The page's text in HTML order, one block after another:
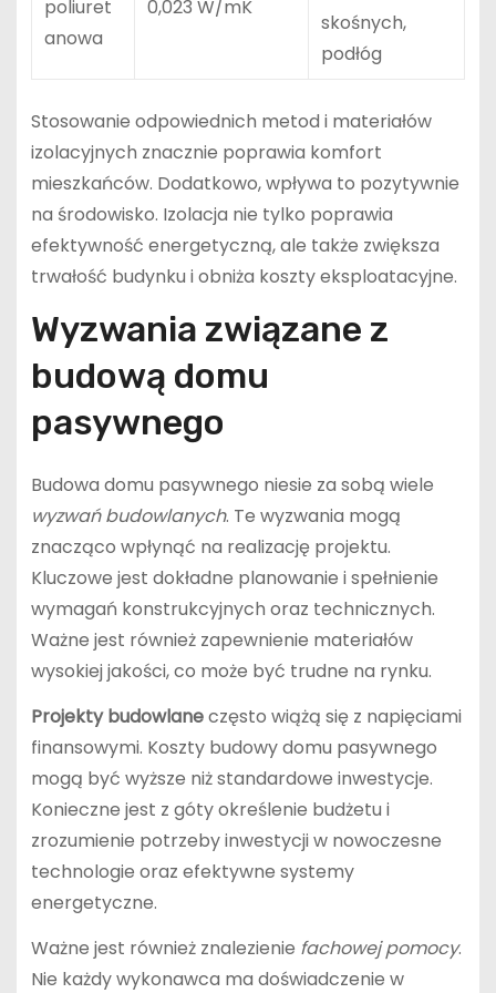
poliuret
anowa
0,023 W/mK
skośnych,
podłóg
Stosowanie odpowiednich metod i materiałów
izolacyjnych znacznie poprawia komfort
mieszkańców. Dodatkowo, wpływa to pozytywnie
na środowisko. Izolacja nie tylko poprawia
efektywność energetyczną, ale także zwiększa
trwałość budynku i obniża koszty eksploatacyjne.
Wyzwania związane z
budową domu
pasywnego
Budowa domu pasywnego niesie za sobą wiele
wyzwań budowlanych. Te wyzwania mogą
znacząco wpłynąć na realizację projektu.
Kluczowe jest dokładne planowanie i spełnienie
wymagań konstrukcyjnych oraz technicznych.
Ważne jest również zapewnienie materiałów
wysokiej jakości, co może być trudne na rynku.
Projekty budowlaneczęsto wiążą się z napięciami
finansowymi. Koszty budowy domu pasywnego
mogą być wyższe niż standardowe inwestycje.
Konieczne jest z góty określenie budżetu i
zrozumienie potrzeby inwestycji w nowoczesne
technologie oraz efektywne systemy
energetyczne.
Ważne jest również znalezienie fachowej pomocy.
Nie każdy wykonawca ma doświadczenie w